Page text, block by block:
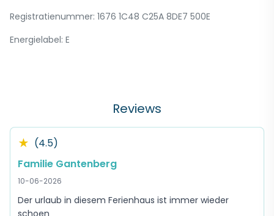
Registratienummer: 1676 1C48 C25A 8DE7 500E
Energielabel: E
Reviews
★ (4.5)
Familie Gantenberg
10-06-2026
Der urlaub in diesem Ferienhaus ist immer wieder
schoen